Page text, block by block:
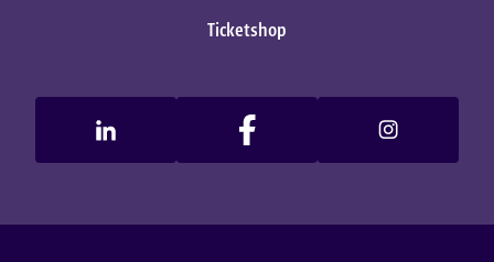
Ticketshop